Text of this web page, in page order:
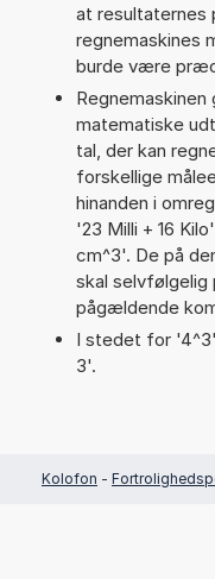
at resultaternes
regnemaskines
burde være
matematiske
tal, der kan
forskellige
hinanden i
'23 Milli + 16
cm^3'. De på
skal selvfølgelig
pågældende
I stedet for
3'.
Kolofon -